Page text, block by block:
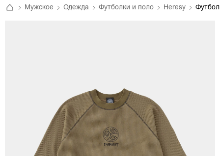
Мужское Одежда Футболки и поло Heresy